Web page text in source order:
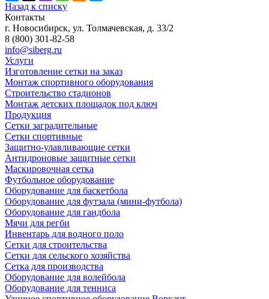
Назад к списку
Контакты
г. Новосибирск, ул. Толмачевская, д. 33/2
8 (800) 301-82-58
info@siberg.ru
Услуги
Изготовление сетки на заказ
Монтаж спортивного оборудования
Строительство стадионов
Монтаж детских площадок под ключ
Продукция
Сетки заградительные
Сетки спортивные
Защитно-улавливающие сетки
Антидроновые защитные сетки
Маскировочная сетка
Футбольное оборудование
Оборудование для баскетбола
Оборудование для футзала (мини-футбола)
Оборудование для гандбола
Мячи для регби
Инвентарь для водного поло
Сетки для строительства
Сетки для сельского хозяйства
Сетка для производства
Оборудование для волейбола
Оборудование для тенниса